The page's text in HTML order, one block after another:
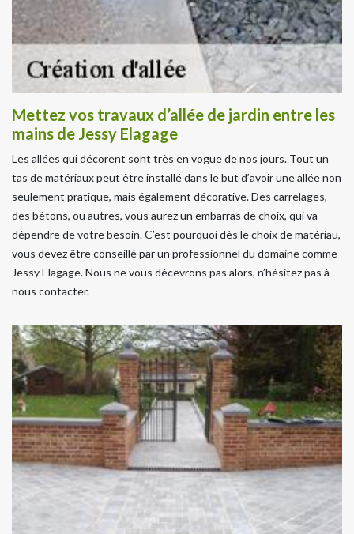
Mettez vos travaux d’allée de jardin entre les
mains de Jessy Elagage
Les allées qui décorent sont très en vogue de nos jours. Tout un
tas de matériaux peut être installé dans le but d’avoir une allée non
seulement pratique, mais également décorative. Des carrelages,
des bétons, ou autres, vous aurez un embarras de choix, qui va
dépendre de votre besoin. C’est pourquoi dès le choix de matériau,
vous devez être conseillé par un professionnel du domaine comme
Jessy Elagage. Nous ne vous décevrons pas alors, n’hésitez pas à
nous contacter.